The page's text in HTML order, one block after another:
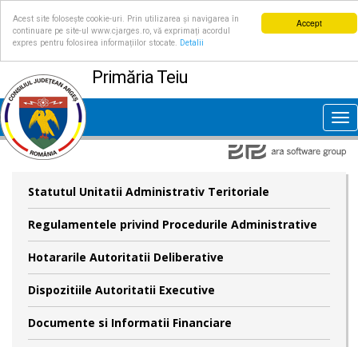
Accept
Acest site folosește cookie-uri. Prin utilizarea și navigarea în
continuare pe site-ul www.cjarges.ro, vă exprimați acordul
expres pentru folosirea informațiilor stocate.
Detalii
Primăria Teiu
Statutul Unitatii Administrativ Teritoriale
Regulamentele privind Procedurile Administrative
Hotararile Autoritatii Deliberative
Dispozitiile Autoritatii Executive
Documente si Informatii Financiare